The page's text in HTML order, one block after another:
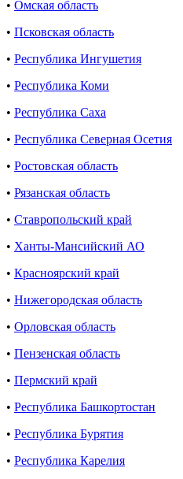
• Омская область
• Псковская область
• Республика Ингушетия
• Республика Коми
• Республика Саха
• Республика Северная Осетия
• Ростовская область
• Рязанская область
• Ставропольский край
• Ханты-Мансийский АО
• Красноярский край
• Нижегородская область
• Орловская область
• Пензенская область
• Пермский край
• Республика Башкортостан
• Республика Бурятия
• Республика Карелия